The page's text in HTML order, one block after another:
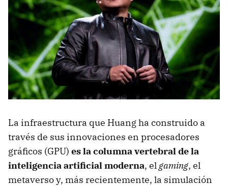
La infraestructura que Huang ha construido a
través de sus innovaciones en procesadores
gráficos (GPU) es la columna vertebral de la
inteligencia artificial moderna, elgaming, el
metaverso y, más recientemente, la simulación